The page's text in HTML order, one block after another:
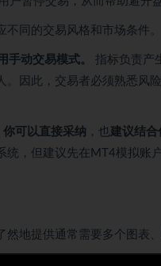
同的交易风格和市场条件。
手动交易模式。
指标负责产
。因此，交易者必须熟悉风
你可以直接采纳 ，也 建议结
统，但建议先在MT4模拟账
然地提供通常需要多个图表